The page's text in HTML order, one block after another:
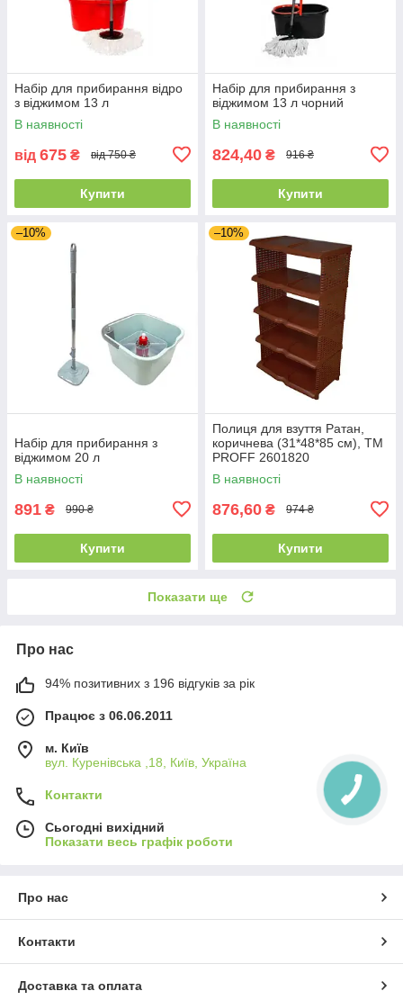
Набір для прибирання відро
з віджимом 13 л
В наявності
від 675 ₴ від 750 ₴
Купити
Набір для прибирання з
віджимом 13 л чорний
В наявності
824,40 ₴ 916 ₴
Купити
–10%
Набір для прибирання з
віджимом 20 л
В наявності
891 ₴ 990 ₴
Купити
–10%
Полиця для взуття Ратан,
коричнева (31*48*85 см), ТМ
PROFF 2601820
В наявності
876,60 ₴ 974 ₴
Купити
Показати ще
Про нас
94% позитивних з 196 відгуків за рік
Працює з 06.06.2011
м. Київ
вул. Куренівська ,18, Київ, Україна
Контакти
Сьогодні вихідний
Показати весь графік роботи
Про нас
Контакти
Доставка та оплата